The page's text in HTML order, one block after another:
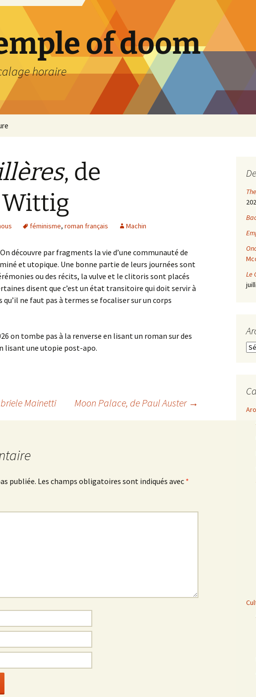
of doom
horaire
, de
féminisme, roman français Machin
découvre par fragments la vie d’une communauté de
et utopique. Une bonne partie de leurs journées sont
ou des récits, la vulve et le clitoris sont placés
disent que c’est un état transitoire qui doit servir à
qu’il ne faut pas à termes se focaliser sur un corps
on tombe pas à la renverse en lisant un roman sur des
lisant une utopie post-apo.
Mainetti Moon Palace, de Paul Auster →
publiée. Les champs obligatoires sont indiqués avec *
Le